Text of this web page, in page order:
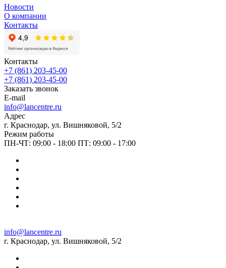
Новости
О компании
Контакты
Контакты
+7 (861) 203-45-00
+7 (861) 203-45-00
Заказать звонок
E-mail
info@lancentre.ru
Адрес
г. Краснодар, ул. Вишняковой, 5/2
Режим работы
ПН-ЧТ: 09:00 - 18:00 ПТ: 09:00 - 17:00
info@lancentre.ru
г. Краснодар, ул. Вишняковой, 5/2